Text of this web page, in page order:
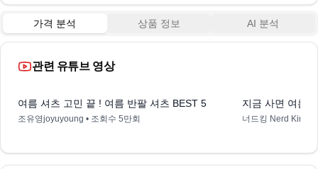
가격 분석 상품 정보 AI 분석
관련 유튜브 영상
여름 셔츠 고민 끝 ! 여름 반팔 셔츠 BEST 5
조유영joyuyoung • 조회수 5만회
지금 사면 여름
너드킹 Nerd King